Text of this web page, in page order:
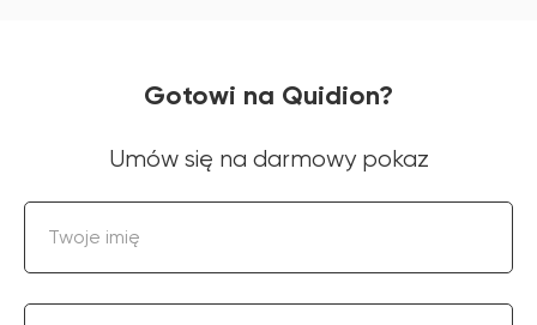
Gotowi na Quidion?
Umów się na darmowy pokaz
Twoje imię